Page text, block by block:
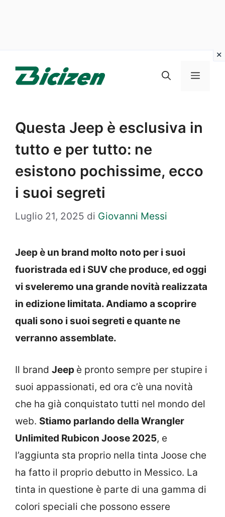
Menu
Questa Jeep è esclusiva in
tutto e per tutto: ne
esistono pochissime, ecco
i suoi segreti
Luglio 21, 2025 di Giovanni Messi
Jeep è un brand molto noto per i suoi
fuoristrada ed i SUV che produce, ed oggi
vi sveleremo una grande novità realizzata
in edizione limitata. Andiamo a scoprire
quali sono i suoi segreti e quante ne
verranno assemblate.
Il brand Jeep è pronto sempre per stupire i
suoi appassionati, ed ora c’è una novità
che ha già conquistato tutti nel mondo del
web. Stiamo parlando della Wrangler
Unlimited Rubicon Joose 2025, e
l’aggiunta sta proprio nella tinta Joose che
ha fatto il proprio debutto in Messico. La
tinta in questione è parte di una gamma di
colori speciali che possono essere